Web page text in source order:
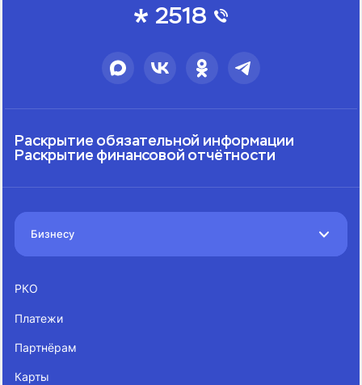
2518
Раскрытие обязательной информации
Раскрытие финансовой отчётности
Бизнесу
РКО
Платежи
Партнёрам
Карты